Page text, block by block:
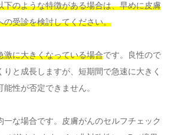
下のような特徴がある場合は、早めに皮膚
の受診を検討してください。
激に大きくなっている場合です。良性ので
りと成長しますが、短期間で急速に大きく
性が否定できません。
一な場合です。皮膚がんのセルフチェック